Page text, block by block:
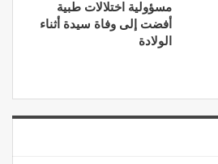
مسؤولية اختلالات طبية
أفضت إلى وفاة سيدة أثناء
الولادة